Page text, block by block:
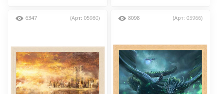
6347 (Арт: 05980) 8098 (Арт: 05966)